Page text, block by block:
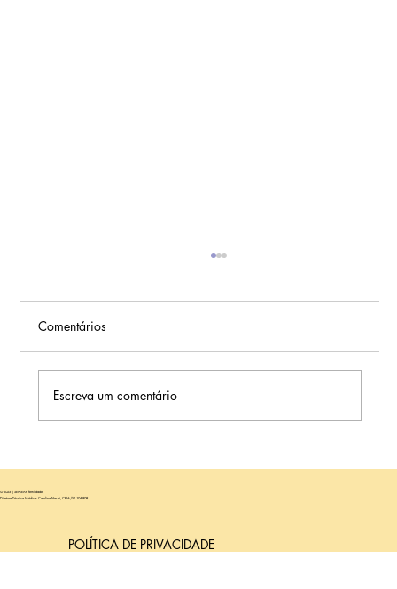
Comentários
Escreva um comentário
© 2025 | SEMEAR fertilidade
Diretora Técnica Médica: Carolina Nastri, CRM/SP 104.808
POLÍTICA DE PRIVACIDADE